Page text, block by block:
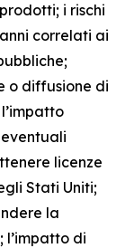
i rischi
correlati ai
o diffusione di
licenze
Stati Uniti;
la
di